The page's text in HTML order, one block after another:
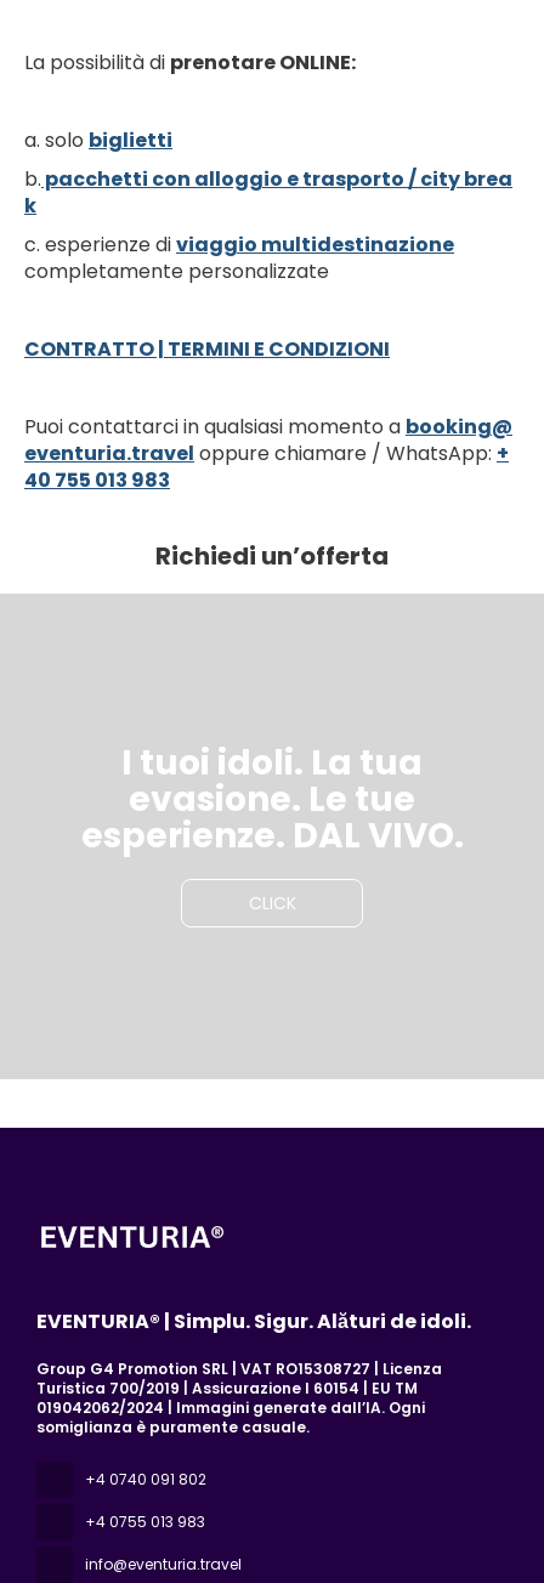
La possibilità di prenotare ONLINE:
a. solo biglietti
b. pacchetti con alloggio e trasporto / city brea
k
c. esperienze diviaggio multidestinazione
completamente personalizzate
CONTRATTO | TERMINI E CONDIZIONI
Puoi contattarci in qualsiasi momento a booking@
eventuria.travel oppure chiamare / WhatsApp: +
40 755 013 983
Richiedi un’offerta
I tuoi idoli. La tua
evasione. Le tue
esperienze. DAL VIVO.
CLICK
EVENTURIA® | Simplu. Sigur. Alături de idoli.
Group G4 Promotion SRL | VAT RO15308727 | Licenza
Turistica 700/2019 | Assicurazione I 60154 | EU TM
019042062/2024 | Immagini generate dall’IA. Ogni
somiglianza è puramente casuale.
+4 0740 091 802
+4 0755 013 983
info@eventuria.travel